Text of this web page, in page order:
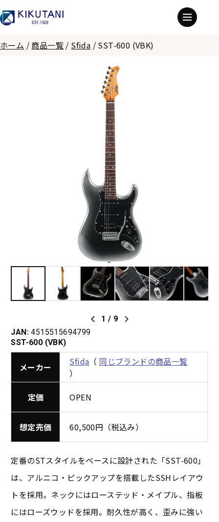
ホーム / 商品一覧 / Sfida / SST-600 (VBK)
1 / 9
JAN: 4515515694799
SST-600 (VBK)
メーカー Sfida （ 同じブランドの商品一覧
）
定価 OPEN
想定売価 60,500円（税込み）
定番のSTスタイルをベースに設計された「SST-600」
は、アルニコ・ピックアップを搭載したSSHレイアウ
トを採用。ネックにはローステッド・メイプル、指板
にはローズウッドを採用。耐久性が高く、歪みに強い